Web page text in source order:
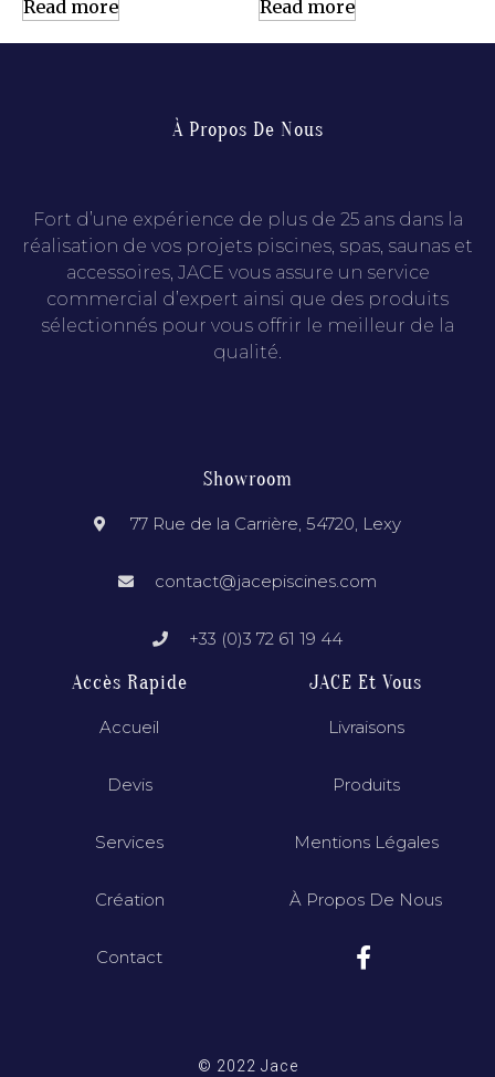
Read more Read more
À Propos De Nous
Fort d’une expérience de plus de 25 ans dans la
réalisation de vos projets piscines, spas, saunas et
accessoires, JACE vous assure un service
commercial d’expert ainsi que des produits
sélectionnés pour vous offrir le meilleur de la
qualité.
Showroom
77 Rue de la Carrière, 54720, Lexy
contact@jacepiscines.com
+33 (0)3 72 61 19 44
Accès Rapide
Accueil
Devis
Services
Création
Contact
JACE Et Vous
Livraisons
Produits
Mentions Légales
À Propos De Nous
© 2022 Jace